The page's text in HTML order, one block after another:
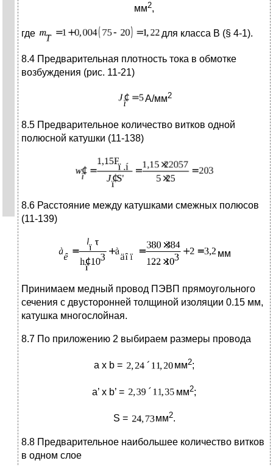
мм2,
где для класса В (§ 4-1).
8.4 Предварительная плотность тока в обмотке
возбуждения (рис. 11-21)
А/мм2
8.5 Предварительное количество витков одной
полюсной катушки (11-138)
8.6 Расстояние между катушками смежных полюсов
(11-139)
мм
Принимаем медный провод ПЭВП прямоугольного
сечения с двусторонней толщиной изоляции 0.15 мм,
катушка многослойная.
8.7 По приложению 2 выбираем размеры провода
а х b = мм2;
а’ х b’ = мм2;
S = мм2.
8.8 Предварительное наибольшее количество витков
в одном слое